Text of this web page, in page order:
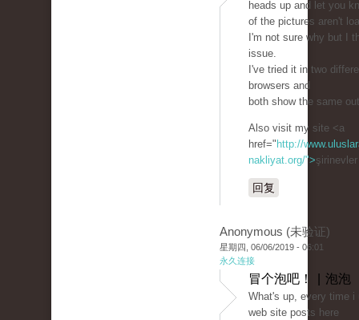
heads up and let you
of the pictures aren't
I'm not sure why but I
issue.
I've tried it in two
browsers and
both show the same
Also visit my site <a
href=" http://
nakliyat.org/">
回复
Anonymous (未验证)
星期四, 06/06/2019 - 06:01
永久连接
冒个泡吧！ | 泡泡
What's up, every time i
web site posts here